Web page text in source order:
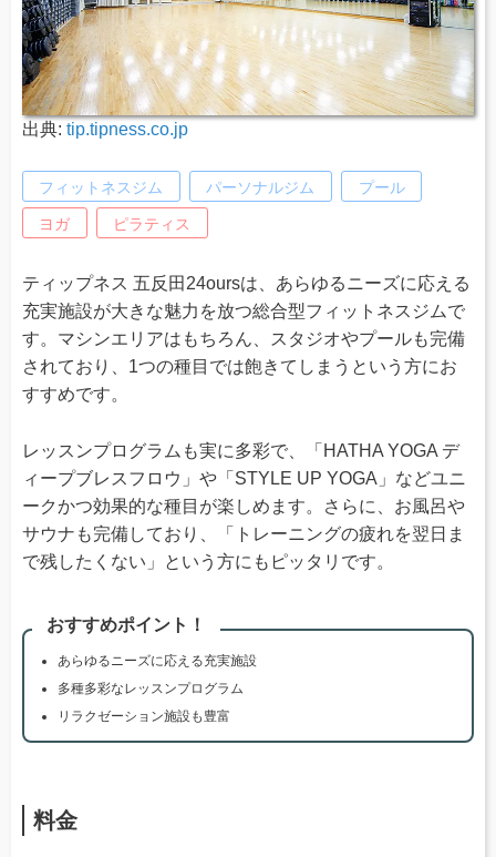
出典: tip.tipness.co.jp
フィットネスジム パーソナルジム プール
ヨガ ピラティス
ティップネス 五反田24oursは、あらゆるニーズに応える
充実施設が大きな魅力を放つ総合型フィットネスジムで
す。マシンエリアはもちろん、スタジオやプールも完備
されており、1つの種目では飽きてしまうという方にお
すすめです。
レッスンプログラムも実に多彩で、「HATHA YOGA デ
ィープブレスフロウ」や「STYLE UP YOGA」などユニ
ークかつ効果的な種目が楽しめます。さらに、お風呂や
サウナも完備しており、「トレーニングの疲れを翌日ま
で残したくない」という方にもピッタリです。
おすすめポイント！
あらゆるニーズに応える充実施設
多種多彩なレッスンプログラム
リラクゼーション施設も豊富
料金